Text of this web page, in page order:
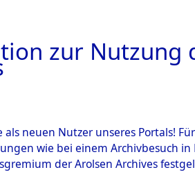
zur Nutzung
neuen Nutzer unseres Portals!
wie bei einem Archivbesuch
der Arolsen Archives